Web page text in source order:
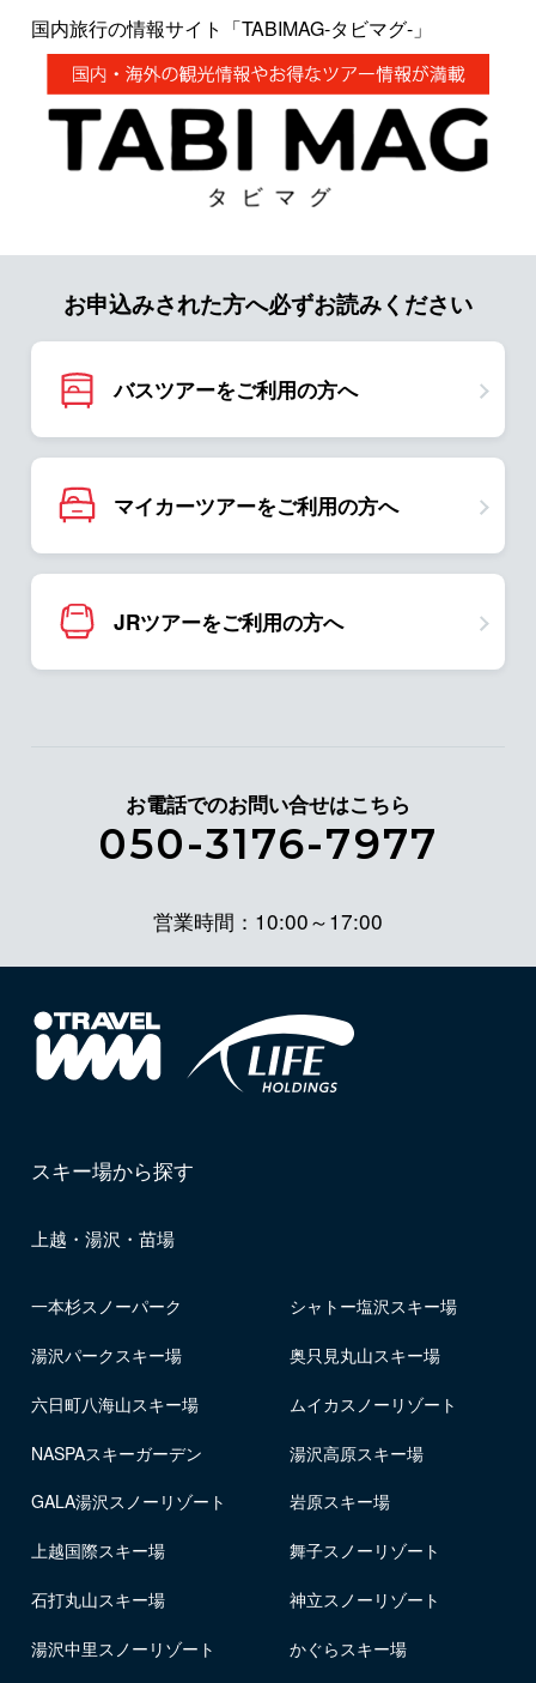
国内旅行の情報サイト「TABIMAG-タビマグ-」
お申込みされた方へ必ずお読みください
バスツアーをご利用の方へ
マイカーツアーをご利用の方へ
JRツアーをご利用の方へ
お電話でのお問い合せはこちら
050-3176-7977
営業時間：10:00～17:00
スキー場から探す
上越・湯沢・苗場
一本杉スノーパーク シャトー塩沢スキー場
湯沢パークスキー場 奥只見丸山スキー場
六日町八海山スキー場 ムイカスノーリゾート
NASPAスキーガーデン 湯沢高原スキー場
GALA湯沢スノーリゾート 岩原スキー場
上越国際スキー場 舞子スノーリゾート
石打丸山スキー場 神立スノーリゾート
湯沢中里スノーリゾート かぐらスキー場